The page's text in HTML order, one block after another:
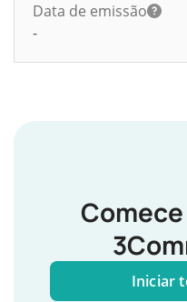
Data de emissão
-
Iniciar